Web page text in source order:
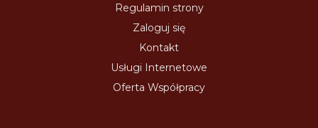
Regulamin strony
Zaloguj się
Kontakt
Usługi Internetowe
Oferta Współpracy